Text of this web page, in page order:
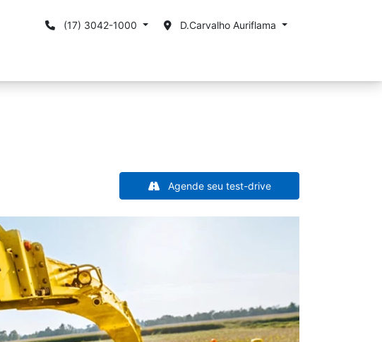
(17) 3042-1000 D.Carvalho Auriflama
Agende seu test-drive